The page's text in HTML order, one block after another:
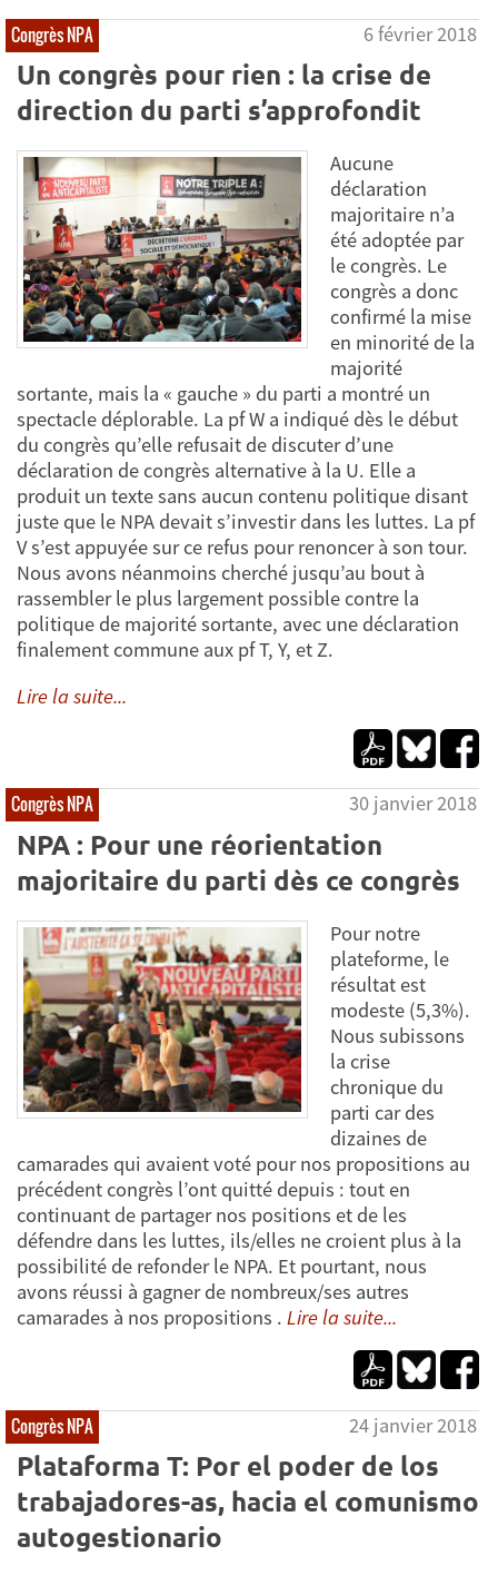
Congrès NPA 6 février 2018
Un congrès pour rien : la crise de
direction du parti s’approfondit
Aucune
déclaration
majoritaire n’a
été adoptée par
le congrès. Le
congrès a donc
confirmé la mise
en minorité de la
majorité
sortante, mais la « gauche » du parti a montré un
spectacle déplorable. La pf W a indiqué dès le début
du congrès qu’elle refusait de discuter d’une
déclaration de congrès alternative à la U. Elle a
produit un texte sans aucun contenu politique disant
juste que le NPA devait s’investir dans les luttes. La pf
V s’est appuyée sur ce refus pour renoncer à son tour.
Nous avons néanmoins cherché jusqu’au bout à
rassembler le plus largement possible contre la
politique de majorité sortante, avec une déclaration
finalement commune aux pf T, Y, et Z.
Lire la suite...
Congrès NPA 30 janvier 2018
NPA : Pour une réorientation
majoritaire du parti dès ce congrès
Pour notre
plateforme, le
résultat est
modeste (5,3%).
Nous subissons
la crise
chronique du
parti car des
dizaines de
camarades qui avaient voté pour nos propositions au
précédent congrès l’ont quitté depuis : tout en
continuant de partager nos positions et de les
défendre dans les luttes, ils/elles ne croient plus à la
possibilité de refonder le NPA. Et pourtant, nous
avons réussi à gagner de nombreux/ses autres
camarades à nos propositions . Lire la suite...
Congrès NPA 24 janvier 2018
Plataforma T: Por el poder de los
trabajadores-as, hacia el comunismo
autogestionario